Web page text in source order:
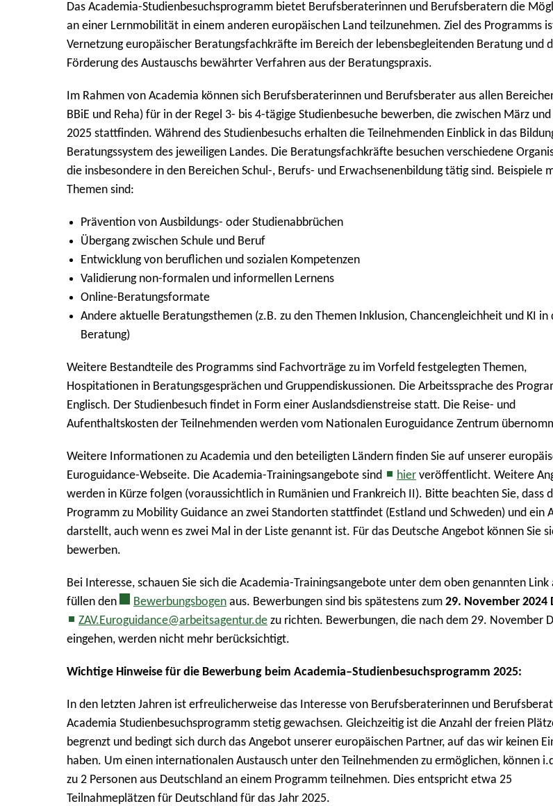
Das Academia-Studienbesuchsprogramm bietet Berufsberaterinnen und Berufsberatern die
an einer Lernmobilität in einem anderen europäischen Land teilzunehmen. Ziel des Programms
Vernetzung europäischer Beratungsfachkräfte im Bereich der lebensbegleitenden Beratung und
Förderung des Austauschs bewährter Verfahren aus der Beratungspraxis.
Im Rahmen von Academia können sich Berufsberaterinnen und Berufsberater aus allen
BBiE und Reha) für in der Regel 3- bis 4-tägige Studienbesuche bewerben, die zwischen März
2025 stattfinden. Während des Studienbesuchs erhalten die Teilnehmenden Einblick in das
Beratungssystem des jeweiligen Landes. Die Beratungsfachkräfte besuchen verschiedene
die insbesondere in den Bereichen Schul-, Berufs- und Erwachsenenbildung tätig sind. Beispiele
Themen sind:
Prävention von Ausbildungs- oder Studienabbrüchen
Übergang zwischen Schule und Beruf
Entwicklung von beruflichen und sozialen Kompetenzen
Validierung non-formalen und informellen Lernens
Online-Beratungsformate
Andere aktuelle Beratungsthemen (z.B. zu den Themen Inklusion, Chancengleichheit und KI in
Beratung)
Weitere Bestandteile des Programms sind Fachvorträge zu im Vorfeld festgelegten Themen,
Hospitationen in Beratungsgesprächen und Gruppendiskussionen. Die Arbeitssprache des
Englisch. Der Studienbesuch findet in Form einer Auslandsdienstreise statt. Die Reise- und
Aufenthaltskosten der Teilnehmenden werden vom Nationalen Euroguidance Zentrum
Weitere Informationen zu Academia und den beteiligten Ländern finden Sie auf unserer
Euroguidance-Webseite. Die Academia-Trainingsangebote sind
hier veröffentlicht. Weitere
werden in Kürze folgen (voraussichtlich in Rumänien und Frankreich II). Bitte beachten Sie, dass
Programm zu Mobility Guidance an zwei Standorten stattfindet (Estland und Schweden) und ein
darstellt, auch wenn es zwei Mal in der Liste genannt ist. Für das Deutsche Angebot können Sie
bewerben.
Bei Interesse, schauen Sie sich die Academia-Trainingsangebote unter dem oben genannten Link
füllen den
Bewerbungsbogen aus. Bewerbungen sind bis spätestens zum 29. November 2024
ZAV.Euroguidance@arbeitsagentur.de zu richten. Bewerbungen, die nach dem 29. November
eingehen, werden nicht mehr berücksichtigt.
Wichtige Hinweise für die Bewerbung beim Academia–Studienbesuchsprogramm 2025:
In den letzten Jahren ist erfreulicherweise das Interesse von Berufsberaterinnen und
Academia Studienbesuchsprogramm stetig gewachsen. Gleichzeitig ist die Anzahl der freien
begrenzt und bedingt sich durch das Angebot unserer europäischen Partner, auf das wir keinen
haben. Um einen internationalen Austausch unter den Teilnehmenden zu ermöglichen, können
zu 2 Personen aus Deutschland an einem Programm teilnehmen. Dies entspricht etwa 25
Teilnahmeplätzen für Deutschland für das Jahr 2025.